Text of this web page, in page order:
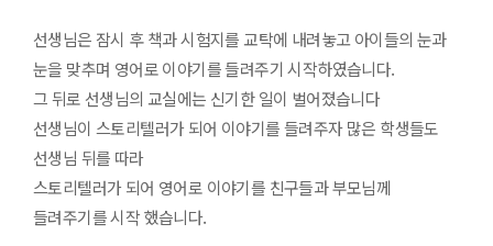
선생님은 잠시 후 책과 시험지를 교탁에 내려놓고 아이들의 눈과
눈을 맞추며 영어로 이야기를 들려주기 시작하였습니다.
그 뒤로 선생님의 교실에는 신기한 일이 벌어졌습니다
선생님이 스토리텔러가 되어 이야기를 들려주자 많은 학생들도
선생님 뒤를 따라
스토리텔러가 되어 영어로 이야기를 친구들과 부모님께
들려주기를 시작 했습니다.